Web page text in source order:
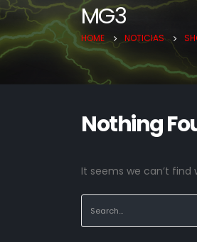
MG3
HOME NOTICIAS
Nothing
It seems we can’t find